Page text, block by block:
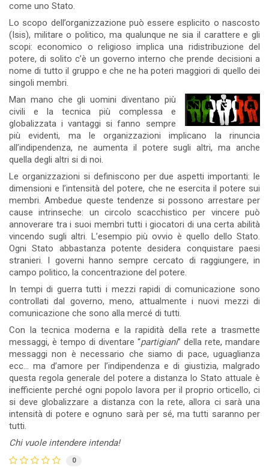
come uno Stato.
Lo scopo dell’organizzazione può essere esplicito o nascosto
(Isis), militare o politico, ma qualunque ne sia il carattere e gli
scopi: economico o religioso implica una ridistribuzione del
potere, di solito c’è un governo interno che prende decisioni a
nome di tutto il gruppo e che ne ha poteri maggiori di quello dei
singoli membri.
Man mano che gli uomini diventano più
civili e la tecnica più complessa e
globalizzata i vantaggi si fanno sempre
più evidenti, ma le organizzazioni implicano la rinuncia
all’indipendenza, ne aumenta il potere sugli altri, ma anche
quella degli altri si di noi.
Le organizzazioni si definiscono per due aspetti importanti: le
dimensioni e l’intensità del potere, che ne esercita il potere sui
membri. Ambedue queste tendenze si possono arrestare per
cause intrinseche: un circolo scacchistico per vincere può
annoverare tra i suoi membri tutti i giocatori di una certa abilità
vincendo sugli altri. L’esempio più ovvio è quello dello Stato.
Ogni Stato abbastanza potente desidera conquistare paesi
stranieri. I governi hanno sempre cercato di raggiungere, in
campo politico, la concentrazione del potere.
In tempi di guerra tutti i mezzi rapidi di comunicazione sono
controllati dal governo, meno, attualmente i nuovi mezzi di
comunicazione che sono alla mercé di tutti.
Con la tecnica moderna e la rapidità della rete a trasmette
messaggi, è tempo di diventare “partigiani” della rete, mandare
messaggi non è necessario che siamo di pace, uguaglianza
ecc... ma d’amore per l’indipendenza e di giustizia, malgrado
questa regola generale del potere a distanza lo Stato attuale è
inefficiente perché ogni popolo lavora per il proprio orticello, ci
si deve globalizzare a distanza con la rete, allora ci sarà una
intensità di potere e ognuno sarà per sé, ma tutti saranno per
tutti.
Chi vuole intendere intenda!
0